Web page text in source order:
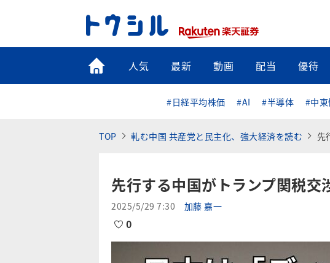
トップ
人気 最新 動画 配当 優待
#日経平均株価 #AI #半導体 #中
TOP 軋む中国 共産党と民主化、強大経済を読む 先
先行する中国がトランプ関税交
2025/5/29 7:30 加藤 嘉一
0